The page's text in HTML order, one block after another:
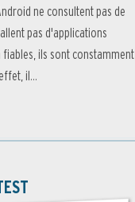
ne consultent pas de
pas d'applications
ils sont constamment
il...